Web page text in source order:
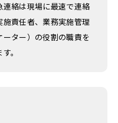
絡は現場に最速で連絡
責任者、業務実施管理
ター）の役割の職責を
。